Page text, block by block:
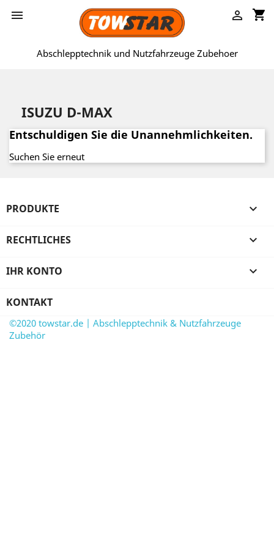
 shopping_cart

Abschlepptechnik und Nutzfahrzeuge Zubehoer
ISUZU D-MAX
Entschuldigen Sie die Unannehmlichkeiten.
Suchen Sie erneut
PRODUKTE 
RECHTLICHES 
IHR KONTO 
KONTAKT
©2020 towstar.de | Abschlepptechnik & Nutzfahrzeuge
Zubehör